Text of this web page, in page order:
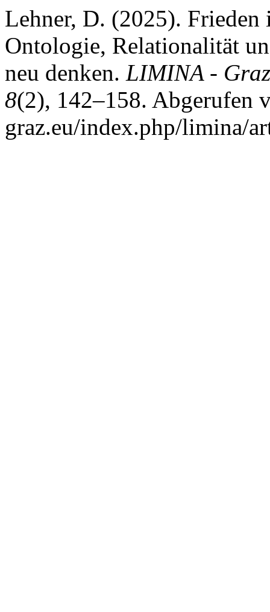
Lehner, D. (2025).
Ontologie, Relationalität
neu denken. LIMINA -
8(2), 142–158. Abgerufen
graz.eu/index.php/limina/